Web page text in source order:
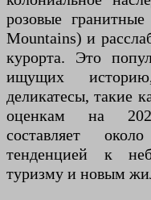
розовые
Mountains) и
курорта. Это
ищущих
деликатесы, такие
оценкам на
составляет
тенденцией к
туризму и новым